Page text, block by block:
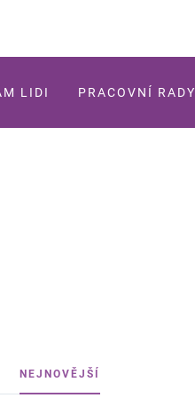
LIDI PRACOVNÍ RADY
NEJNOVĚJŠÍ